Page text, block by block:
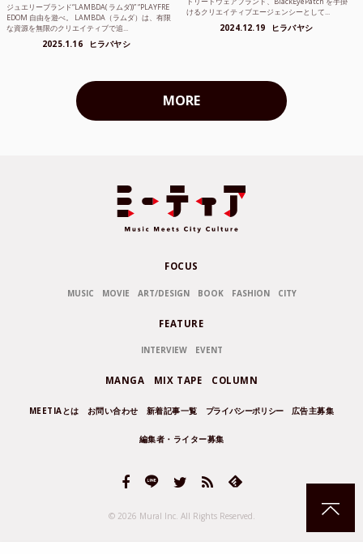
ジュエリーブランド“LAMBDA( ラムダ))” “PLAYFRE
EDOM 自由を遊べ。 LAMBDA（ラムダ）は、有限
な資源を無限のクリエイティブで追...
2025.1.16 ヒラバヤシ
けるクリエイティブエージェンシーとして...
2024.12.19 ヒラバヤシ
MORE
FOCUS
MUSIC MOVIE ART/DESIGN BOOK FASHION CITY
FEATURE
INTERVIEW EVENT
MANGA MIX TAPE COLUMN
MEETIAとは お問い合わせ 新着記事一覧 プライバシーポリシー 広告主募集
編集者・ライター募集
© 2026 Mural Inc. All Rights Reserved.